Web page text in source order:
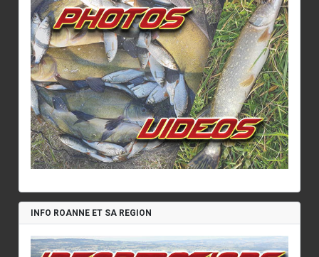
INFO ROANNE ET SA REGION